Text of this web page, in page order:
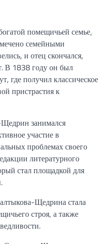
помещичьей семье,
семейными
и отец скончался,
В 1838 году он был
где получил классическое
пристрастия к
занимался
участие в
проблемах своего
литературного
стал площадкой для
Щедрина стала
строя, а также